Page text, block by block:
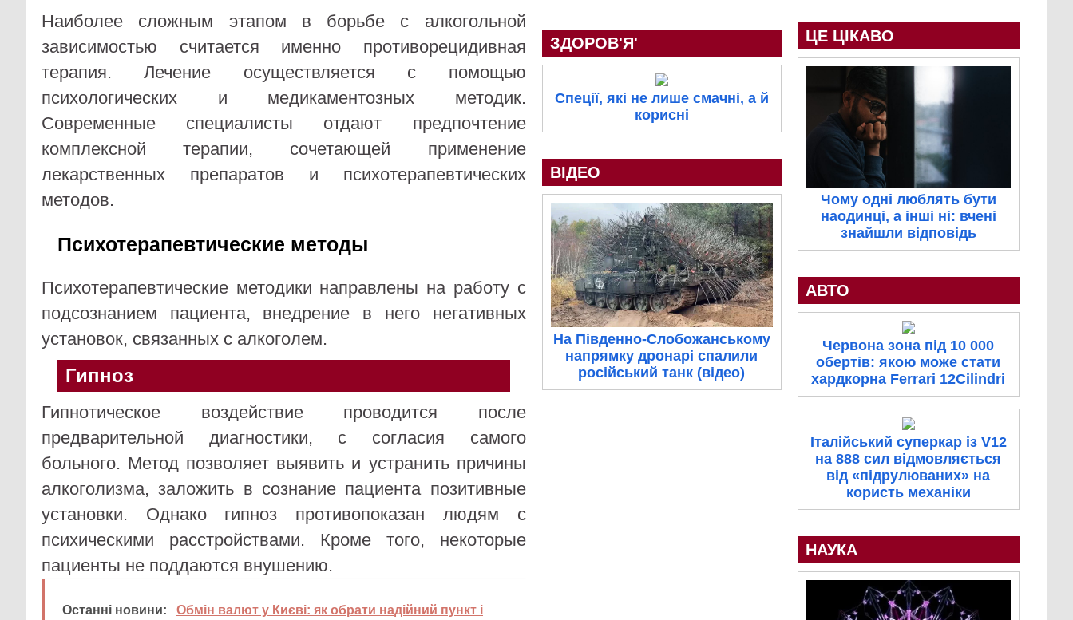
Наиболее сложным этапом в борьбе с алкогольной
зависимостью считается именно противорецидивная
терапия. Лечение осуществляется с помощью
психологических и медикаментозных методик.
Современные специалисты отдают предпочтение
комплексной терапии, сочетающей применение
лекарственных препаратов и психотерапевтических
методов.
Психотерапевтические методы
Психотерапевтические методики направлены на работу с
подсознанием пациента, внедрение в него негативных
установок, связанных с алкоголем.
Гипноз
Гипнотическое воздействие проводится после
предварительной диагностики, с согласия самого
больного. Метод позволяет выявить и устранить причины
алкоголизма, заложить в сознание пациента позитивные
установки. Однако гипноз противопоказан людям с
психическими расстройствами. Кроме того, некоторые
пациенты не поддаются внушению.
Останні новини:
Обмін валют у Києві: як обрати надійний пункт і
ЗДОРОВ'Я'
Спеції, які не лише смачні, а й
корисні
ВІДЕО
На Південно-Слобожанському
напрямку дронарі спалили
російський танк (відео)
ЦЕ ЦІКАВО
Чому одні люблять бути
наодинці, а інші ні: вчені
знайшли відповідь
АВТО
Червона зона під 10 000
обертів: якою може стати
хардкорна Ferrari 12Cilindri
Італійський суперкар із V12
на 888 сил відмовляється
від «підрулюваних» на
користь механіки
НАУКА